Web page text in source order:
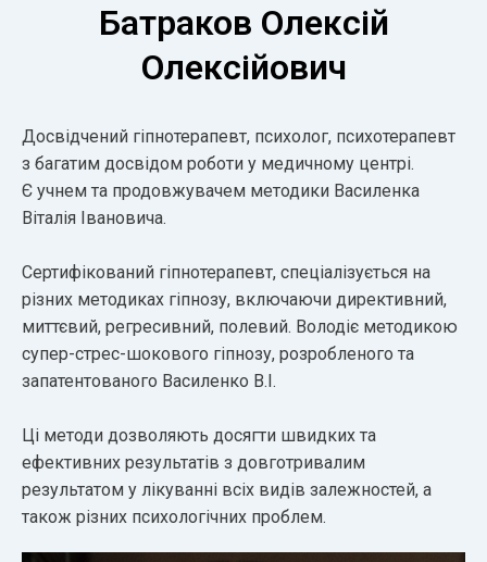
Батраков Олексій
Олексійович
Досвідчений гіпнотерапевт, психолог, психотерапевт
з багатим досвідом роботи у медичному центрі.
Є учнем та продовжувачем методики Василенка
Віталія Івановича.
Сертифікований гіпнотерапевт, спеціалізується на
різних методиках гіпнозу, включаючи директивний,
миттєвий, регресивний, полевий. Володіє методикою
супер-стрес-шокового гіпнозу, розробленого та
запатентованого Василенко В.І.
Ці методи дозволяють досягти швидких та
ефективних результатів з довготривалим
результатом у лікуванні всіх видів залежностей, а
також різних психологічних проблем.